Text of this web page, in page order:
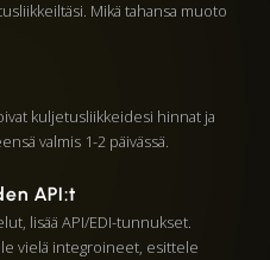
Mikä tahansa muoto
kuljetusliikkeidesi hinnat ja
valmis 1-2 päivässä.
API:t
lisää API/EDI-tunnukset.
vielä integroineet, esittele